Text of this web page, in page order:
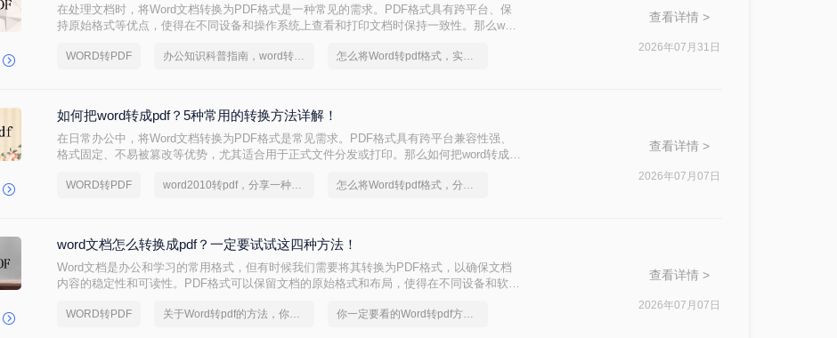
在处理文档时，将Word文档转换为PDF格式是一种常见的需求。PDF格式具有跨平台、保
持原始格式等优点，使得在不同设备和操作系统上查看和打印文档时保持一致性。那么word
求。
WORD转PDF 办公知识科普指南，word转换成pdf的操作方法 怎么将Word转pdf格式，实用的方法来了
查看详情 >
2026年07月31日
如何把word转成pdf？5种常用的转换方法详解！
在日常办公中，将Word文档转换为PDF格式是常见需求。PDF格式具有跨平台兼容性强、
格式固定、不易被篡改等优势，尤其适合用于正式文件分发或打印。那么如何把word转成
WORD转PDF word2010转pdf，分享一种简单的方法 怎么将Word转pdf格式，分享一种简单的方法
查看详情 >
2026年07月07日
word文档怎么转换成pdf？一定要试试这四种方法！
Word文档是办公和学习的常用格式，但有时候我们需要将其转换为PDF格式，以确保文档
内容的稳定性和可读性。PDF格式可以保留文档的原始格式和布局，使得在不同设备和软件
换成PDF的方法，帮助您轻松完成转换。
WORD转PDF 关于Word转pdf的方法，你一定要学会 你一定要看的Word转pdf方法，看到的都学会了
查看详情 >
2026年07月07日